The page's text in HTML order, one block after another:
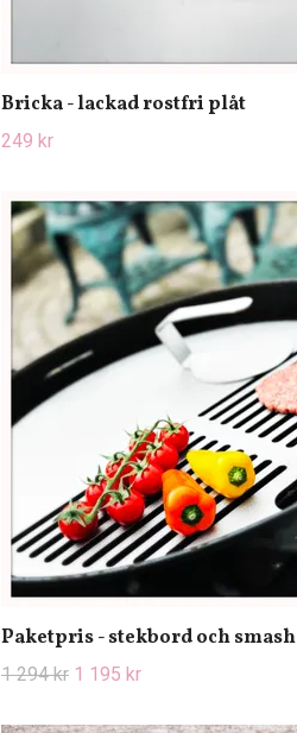
Bricka - lackad rostfri plåt
249 kr
Paketpris - stekbord och smash
1 294 kr 1 195 kr